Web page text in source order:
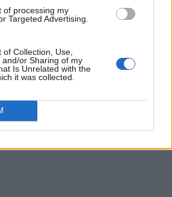
of processing my
Targeted Advertising.
Collection, Use,
and/or Sharing of my
Is Unrelated with the
it was collected.
Arată rezultatele